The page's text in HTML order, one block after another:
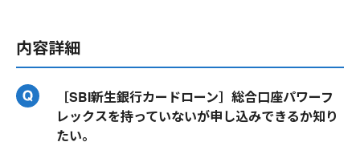
内容詳細
［SBI新生銀行カードローン］総合口座パワーフ
レックスを持っていないが申し込みできるか知り
たい。